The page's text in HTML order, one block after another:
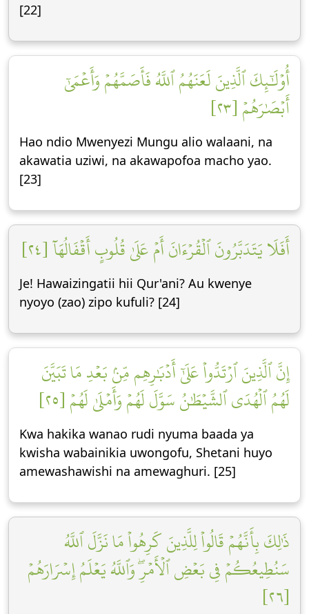
[22]
أُوْلَٰٓئِكَ ٱلَّذِينَ لَعَنَهُمُ ٱللَّهُ فَأَصَمَّهُمۡ وَأَعۡمَىٰٓ
أَبۡصَٰرَهُمۡ [٢٣]
Hao ndio Mwenyezi Mungu alio walaani, na
akawatia uziwi, na akawapofoa macho yao.
[23]
أَفَلَا يَتَدَبَّرُونَ ٱلۡقُرۡءَانَ أَمۡ عَلَىٰ قُلُوبٍ أَقۡفَالُهَآ [٢٤]
Je! Hawaizingatii hii Qur'ani? Au kwenye
nyoyo (zao) zipo kufuli? [24]
إِنَّ ٱلَّذِينَ ٱرۡتَدُّواْ عَلَىٰٓ أَدۡبَٰرِهِم مِّنۢ بَعۡدِ مَا تَبَيَّنَ
لَهُمُ ٱلۡهُدَى ٱلشَّيۡطَٰنُ سَوَّلَ لَهُمۡ وَأَمۡلَىٰ لَهُمۡ [٢٥]
Kwa hakika wanao rudi nyuma baada ya
kwisha wabainikia uwongofu, Shetani huyo
amewashawishi na amewaghuri. [25]
ذَٰلِكَ بِأَنَّهُمۡ قَالُواْ لِلَّذِينَ كَرِهُواْ مَا نَزَّلَ ٱللَّهُ
سَنُطِيعُكُمۡ فِي بَعۡضِ ٱلۡأَمۡرِۖ وَٱللَّهُ يَعۡلَمُ إِسۡرَارَهُمۡ
[٢٦]